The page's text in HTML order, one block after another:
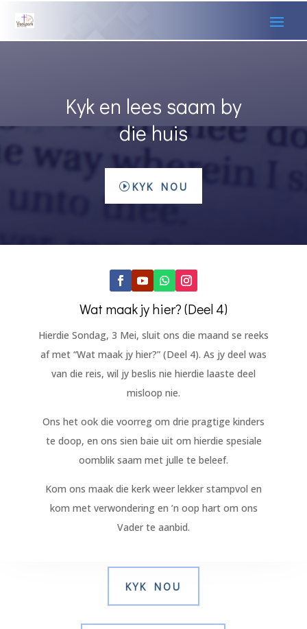
Kyk en lees saam by
die huis
KYK NOU
Wat maak jy hier? (Deel 4)
Hierdie Sondag, 3 Mei, sluit ons die maand se reeks
af met “Wat maak jy hier?” (Deel 4). As jy deel was
van die reis, wil jy beslis nie hierdie laaste deel
misloop nie.
Ons het ook die voorreg om drie pragtige kinders
te doop, en ons sien baie uit om hierdie spesiale
oomblik saam met julle te beleef.
Kom ons maak die kerk weer lekker stampvol en
kom met verwondering en ’n oop hart om ons
Vader te aanbid.
KYK NOU